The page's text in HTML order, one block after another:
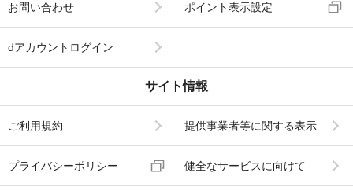
お問い合わせ ポイント表示設定
dアカウントログイン
サイト情報
ご利用規約 提供事業者等に関する表示
プライバシーポリシー 健全なサービスに向けて